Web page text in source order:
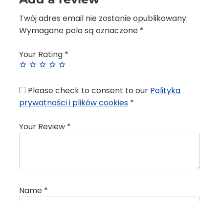
Twój adres email nie zostanie opublikowany.
Wymagane pola są oznaczone *
Your Rating *
Please check to consent to our Polityka
prywatności i plików cookies *
Your Review *
Name *